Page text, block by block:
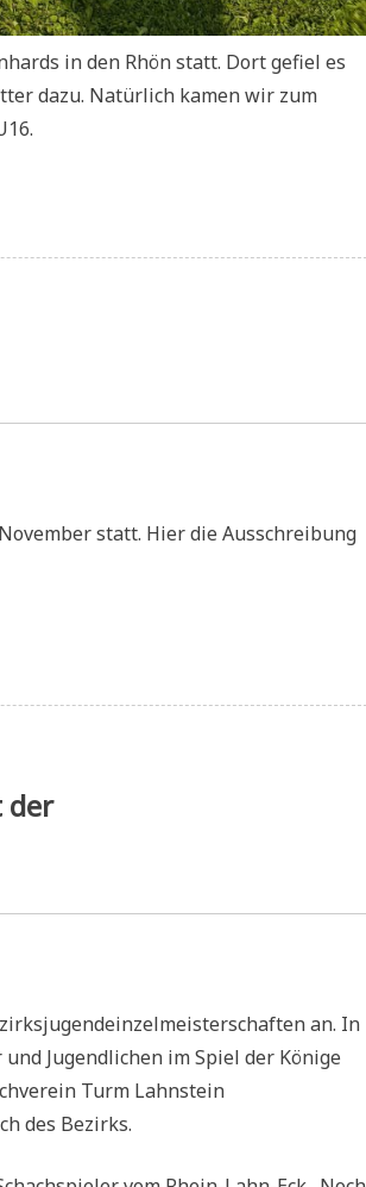
in den Rhön statt. Dort gefiel es
dazu. Natürlich kamen wir zum
statt. Hier die Ausschreibung
der
an. In
Jugendlichen im Spiel der Könige
Turm Lahnstein
des Bezirks.